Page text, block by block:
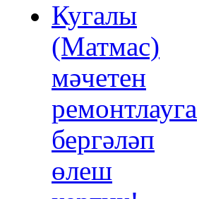
Кугалы
(Матмас)
мәчетен
ремонтлауга
бергәләп
өлеш